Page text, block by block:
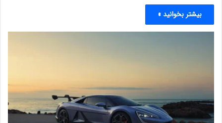
بیشتر بخوانید »